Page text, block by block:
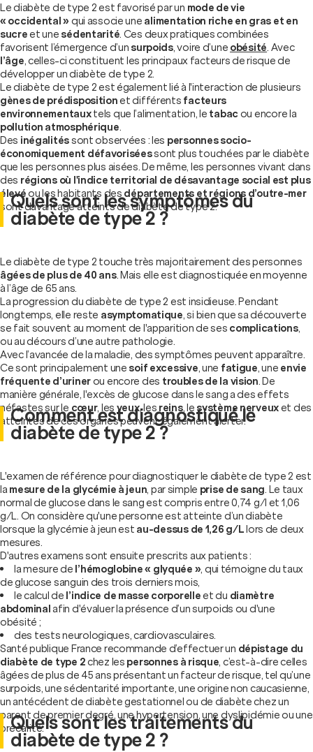
Le diabète de type 2 est favorisé par un mode de vie
« occidental »qui associe une alimentation riche en gras et en
sucreet une sédentarité. Ces deux pratiques combinées
favorisent l’émergence d’un surpoids, voire d’une obésité. Avec
l’âge, celles-ci constituent les principaux facteurs de risque de
développer un diabète de type 2.
Le diabète de type 2 est également lié à l'interaction de plusieurs
gènes de prédispositionet différents facteurs
environnementauxtels que l’alimentation, le tabac ou encore la
pollution atmosphérique.
Des inégalitéssont observées : les personnes socio-
économiquement défavoriséessont plus touchées par le diabète
que les personnes plus aisées. De même, les personnes vivant dans
des régions où l'indice territorial de désavantage social est plus
élevéou les habitants des départements et régions d’outre-mer
sont davantage atteints de diabète de type 2.
Quels sont les symptômes du
diabète de type 2 ?
Le diabète de type 2 touche très majoritairement des personnes
âgées de plus de 40 ans. Mais elle est diagnostiquée en moyenne
à l’âge de 65 ans.
La progression du diabète de type 2 est insidieuse. Pendant
longtemps, elle reste asymptomatique, si bien que sa découverte
se fait souvent au moment de l'apparition de ses complications,
ou au décours d’une autre pathologie.
Avec l’avancée de la maladie, des symptômes peuvent apparaître.
Ce sont principalement une soif excessive, une fatigue, une envie
fréquente d’urinerou encore des troubles de la vision. De
manière générale, l'excès de glucose dans le sang a des effets
néfastes sur le cœur, les yeux, les reins, le système nerveuxet des
atteintes de ces organes peuvent également alerter.
Comment est diagnostiqué le
diabète de type 2 ?
L'examen de référence pour diagnostiquer le diabète de type 2 est
lamesure de la glycémie à jeun, par simple prise de sang. Le taux
normal de glucose dans le sang est compris entre 0,74 g/l et 1,06
g/L. On considère qu'une personne est atteinte d’un diabète
lorsque la glycémie à jeun est au-dessus de 1,26 g/Llors de deux
mesures.
D'autres examens sont ensuite prescrits aux patients :
la mesure de l’hémoglobine « glyquée », qui témoigne du taux
de glucose sanguin des trois derniers mois,
le calcul de l’indice de masse corporelleet du diamètre
abdominal afin d'évaluer la présence d’un surpoids ou d'une
obésité ;
des tests neurologiques, cardiovasculaires.
Santé publique France recommande d’effectuer un dépistage du
diabète de type 2chez les personnes à risque, c’est-à-dire celles
âgées de plus de 45 ans présentant un facteur de risque, tel qu’une
surpoids, une sédentarité importante, une origine non caucasienne,
un antécédent de diabète gestationnel ou de diabète chez un
parent de premier degré, une hypertension, une dyslipidémie ou une
précarité.
Quels sont les traitements du
diabète de type 2 ?